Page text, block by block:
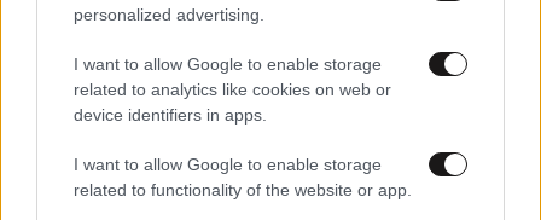
personalized advertising.
I want to allow Google to enable storage
related to analytics like cookies on web or
device identifiers in apps.
I want to allow Google to enable storage
related to functionality of the website or app.